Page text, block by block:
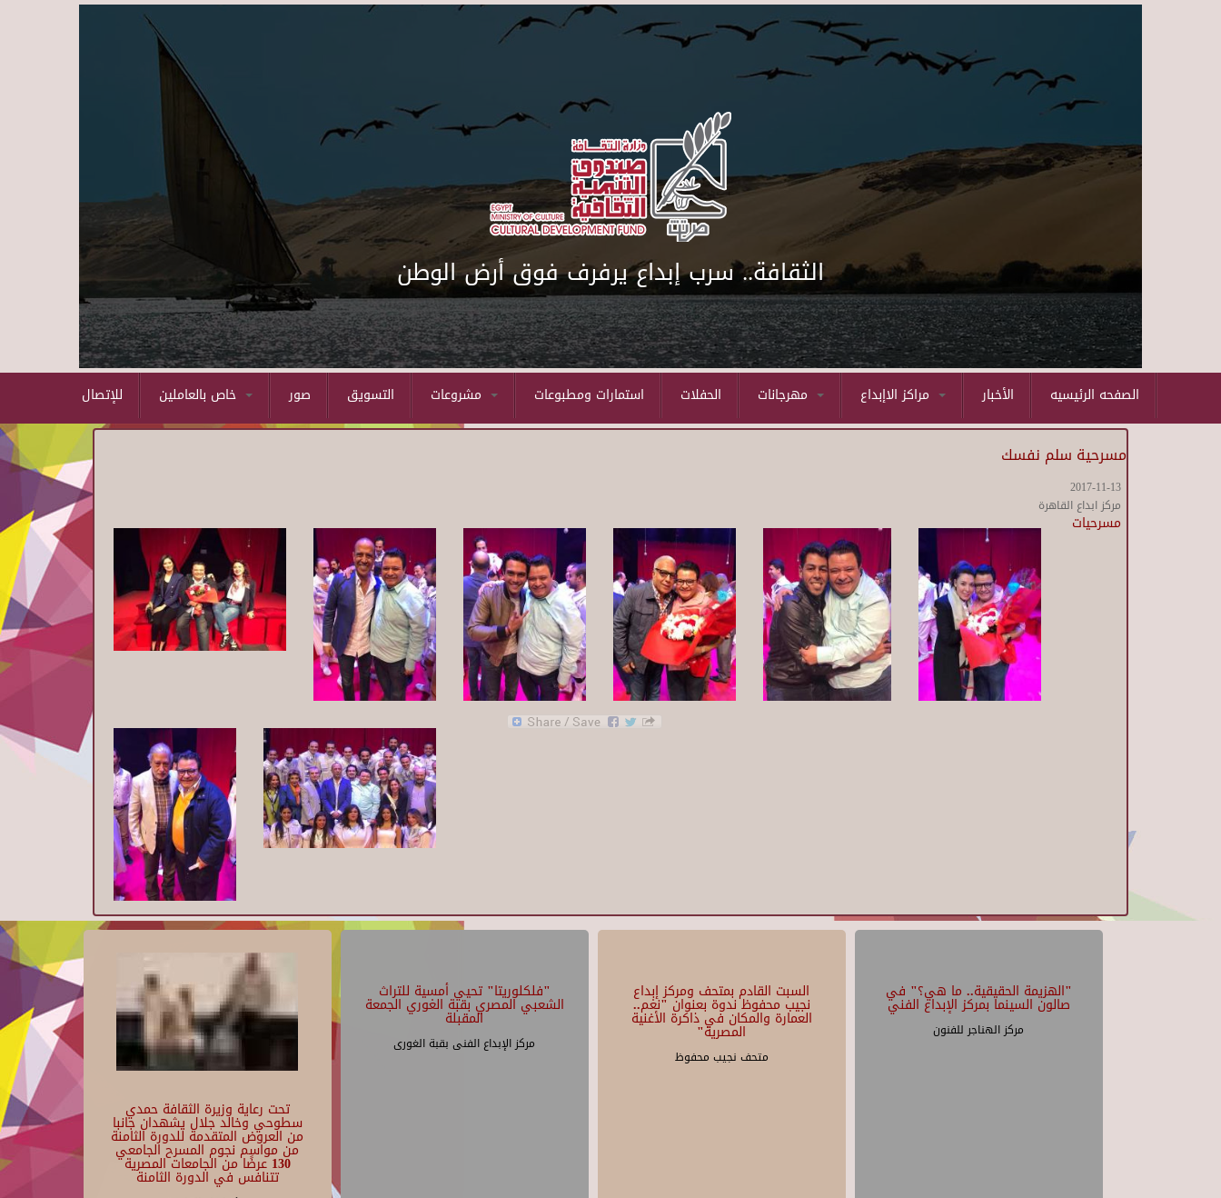
Skip to main content
الثقافة.. سرب إبداع يرفرف فوق أرض الوطن
للإتصال صور التسويق استمارات ومطبوعات الحفلات الأخبار الصفحه الرئيسيه
مسرحية سلم نفسك
2017-11-13
مركز ابداع القاهرة
مسرحيات
تحت رعاية وزيرة الثقافة حمدي
سطوحي وخالد جلال يشهدان جانبا
من العروض المتقدمة للدورة الثامنة
من مواسم نجوم المسرح الجامعي
130 عرضًا من الجامعات المصرية
تتنافس في الدورة الثامنة
"فلكلوريتا" تحيي أمسية للتراث
الشعبي المصري بقبة الغوري الجمعة
المقبلة
مركز الإبداع الفنى بقبة الغورى
السبت القادم بمتحف ومركز إبداع
نجيب محفوظ ندوة بعنوان "نغم..
العمارة والمكان في ذاكرة الأغنية
المصرية"
متحف نجيب محفوظ
"الهزيمة الحقيقية.. ما هي؟" في
صالون السينما بمركز الإبداع الفني
مركز الهناجر للفنون